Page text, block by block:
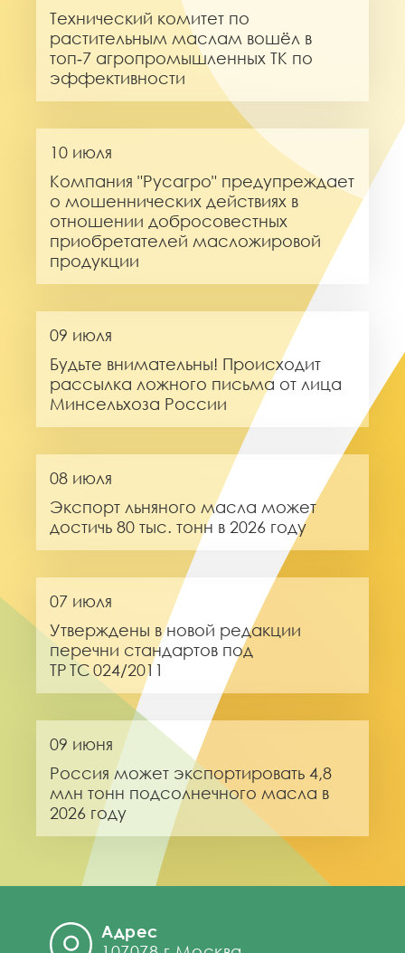
Технический комитет по
растительным маслам вошёл в
топ‑7 агропромышленных ТК по
эффективности
10 июля
Компания "Русагро" предупреждает
о мошеннических действиях в
отношении добросовестных
приобретателей масложировой
продукции
09 июля
Будьте внимательны! Происходит
рассылка ложного письма от лица
Минсельхоза России
08 июля
Экспорт льняного масла может
достичь 80 тыс. тонн в 2026 году
07 июля
Утверждены в новой редакции
перечни стандартов под
ТР ТС 024/2011
09 июня
Россия может экспортировать 4,8
млн тонн подсолнечного масла в
2026 году
Адрес